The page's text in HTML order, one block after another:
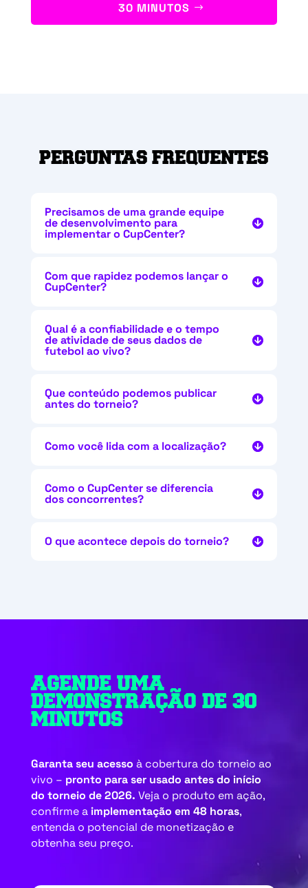
30 MINUTOS
PERGUNTAS FREQUENTES
Precisamos de uma grande equipe
de desenvolvimento para
implementar o CupCenter?
Com que rapidez podemos lançar o
CupCenter?
Qual é a confiabilidade e o tempo
de atividade de seus dados de
futebol ao vivo?
Que conteúdo podemos publicar
antes do torneio?
Como você lida com a localização?
Como o CupCenter se diferencia
dos concorrentes?
O que acontece depois do torneio?
AGENDE UMA
DEMONSTRAÇÃO DE 30
MINUTOS
Garanta seu acesso à cobertura do torneio ao
vivo – pronto para ser usado antes do início
do torneio de 2026. Veja o produto em ação,
confirme a implementação em 48 horas,
entenda o potencial de monetização e
obtenha seu preço.